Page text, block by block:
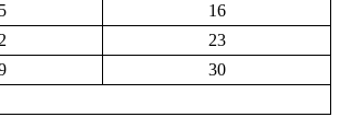
16
23
30